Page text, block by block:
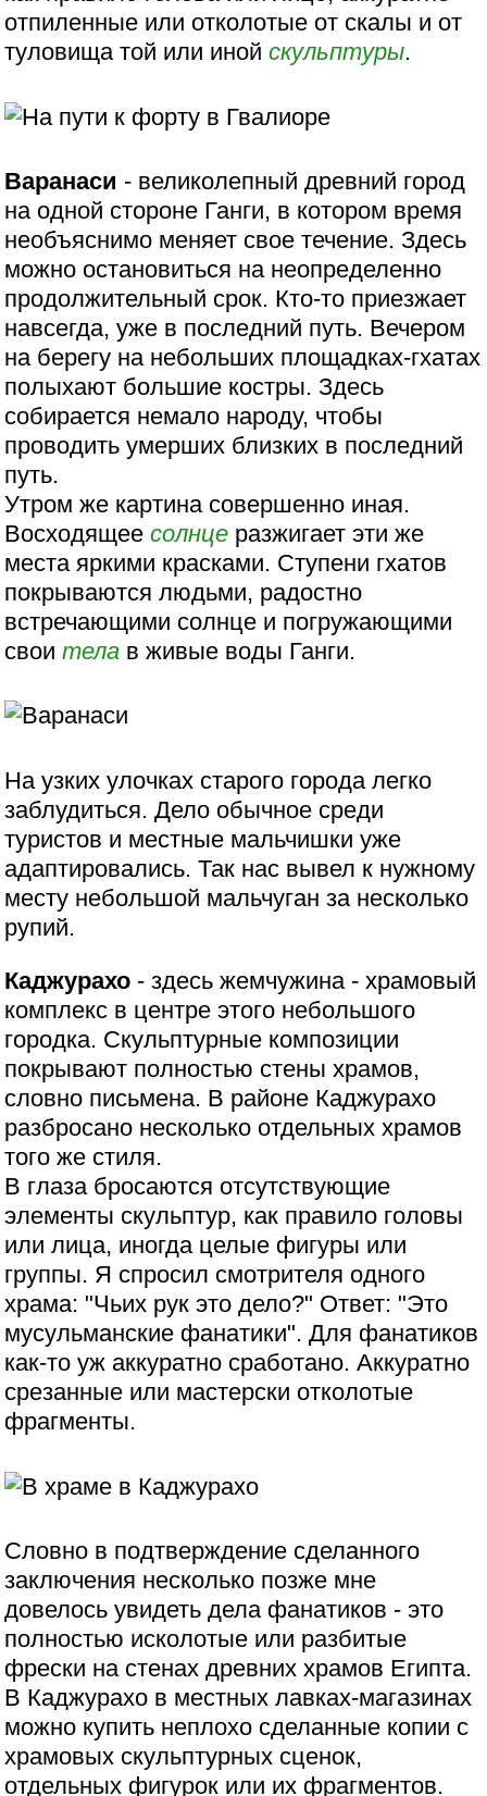
отпиленные или отколотые от скалы и от
туловища той или инойскульптуры.
Варанаси - великолепный древний город
на одной стороне Ганги, в котором время
необъяснимо меняет свое течение. Здесь
можно остановиться на неопределенно
продолжительный срок. Кто-то приезжает
навсегда, уже в последний путь. Вечером
на берегу на небольших площадках-гхатах
полыхают большие костры. Здесь
собирается немало народу, чтобы
проводить умерших близких в последний
путь.
Утром же картина совершенно иная.
Восходящеесолнце разжигает эти же
места яркими красками. Ступени гхатов
покрываются людьми, радостно
встречающими солнце и погружающими
своитела в живые воды Ганги.
На узких улочках старого города легко
заблудиться. Дело обычное среди
туристов и местные мальчишки уже
адаптировались. Так нас вывел к нужному
месту небольшой мальчуган за несколько
рупий.
Каджурахо - здесь жемчужина - храмовый
комплекс в центре этого небольшого
городка. Скульптурные композиции
покрывают полностью стены храмов,
словно письмена. В районе Каджурахо
разбросано несколько отдельных храмов
того же стиля.
В глаза бросаются отсутствующие
элементы скульптур, как правило головы
или лица, иногда целые фигуры или
группы. Я спросил смотрителя одного
храма: "Чьих рук это дело?" Ответ: "Это
мусульманские фанатики". Для фанатиков
как-то уж аккуратно сработано. Аккуратно
срезанные или мастерски отколотые
фрагменты.
Словно в подтверждение сделанного
заключения несколько позже мне
довелось увидеть дела фанатиков - это
полностью исколотые или разбитые
фрески на стенах древних храмов Египта.
В Каджурахо в местных лавках-магазинах
можно купить неплохо сделанные копии с
храмовых скульптурных сценок,
отдельных фигурок или их фрагментов.